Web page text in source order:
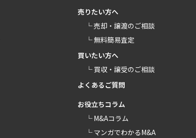
売りたい方へ
└ 売却・譲渡のご相談
└ 無料簡易査定
買いたい方へ
└ 買収・譲受のご相談
よくあるご質問
お役立ちコラム
└ M&Aコラム
└ マンガでわかるM&A